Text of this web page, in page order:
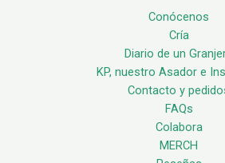
Conócenos
Cría
Diario de un
KP, nuestro Asador e
Contacto y
FAQs
Colabora
MERCH